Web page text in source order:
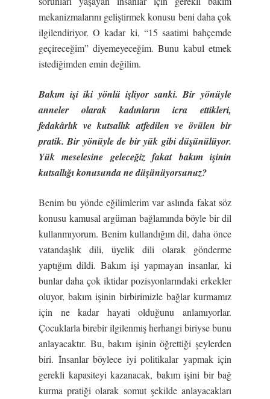
mekanizmalarını geliştirmek konusu beni daha çok
ilgilendiriyor. O kadar ki, “15 saatimi bahçemde
geçireceğim” diyemeyeceğim. Bunu kabul etmek
istediğimden emin değilim.
Bakım işi iki yönlü işliyor sanki. Bir yönüyle
anneler olarak kadınların icra ettikleri,
fedakârlık ve kutsallık atfedilen ve övülen bir
pratik. Bir yönüyle de bir yük gibi düşünülüyor.
Yük meselesine geleceğiz fakat bakım işinin
kutsallığı konusunda ne düşünüyorsunuz?
Benim bu yönde eğilimlerim var aslında fakat söz
konusu kamusal argüman bağlamında böyle bir dil
kullanmıyorum. Benim kullandığım dil, daha önce
vatandaşlık dili, üyelik dili olarak gönderme
yaptığım dildi. Bakım işi yapmayan insanlar, ki
bunlar daha çok iktidar pozisyonlarındaki erkekler
oluyor, bakım işinin birbirimizle bağlar kurmamız
için ne kadar hayati olduğunu anlamıyorlar.
Çocuklarla birebir ilgilenmiş herhangi biriyse bunu
anlayacaktır. Bu, bakım işinin öğrettiği şeylerden
biri. İnsanlar böylece iyi politikalar yapmak için
gerekli kapasiteyi kazanacak, bakım işini bir bağ
kurma pratiği olarak somut şekilde anlayacakları